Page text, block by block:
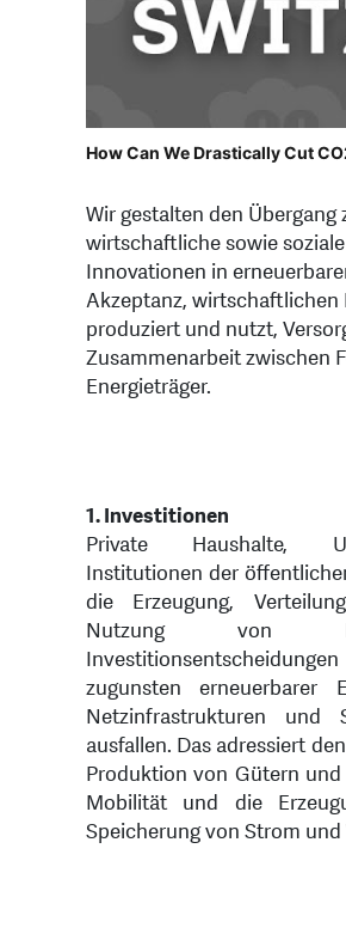
How Can We Drastically Cut
Wir gestalten den
wirtschaftliche sowie
Innovationen in
Akzeptanz, wirtschaftlichen
produziert und nutzt,
Zusammenarbeit zwischen
Energieträger.
1. Investitionen
Private Haushalte,
Institutionen der
die Erzeugung,
Nutzung von
zugunsten erneuerbarer
Netzinfrastrukturen und
ausfallen. Das adressiert
Produktion von Gütern
Mobilität und die
Speicherung von Strom und